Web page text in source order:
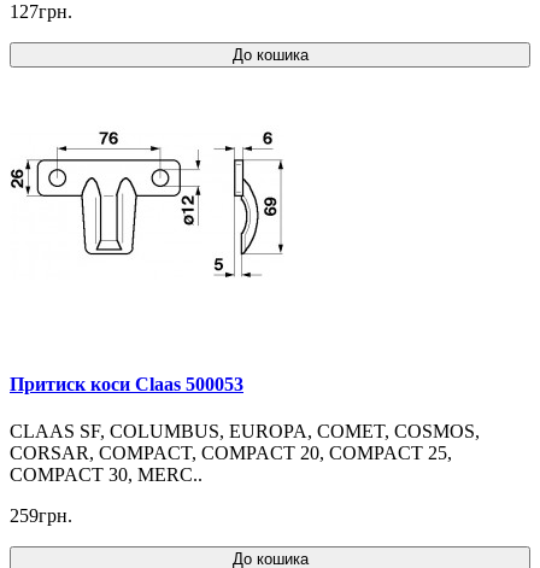
127грн.
До кошика
Притиск коси Claas 500053
CLAAS SF, COLUMBUS, EUROPA, COMET, COSMOS,
CORSAR, COMPACT, COMPACT 20, COMPACT 25,
COMPACT 30, MERC..
259грн.
До кошика